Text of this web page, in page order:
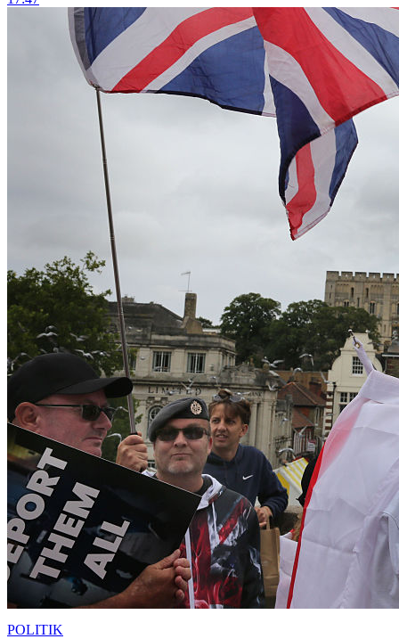
POLITIK